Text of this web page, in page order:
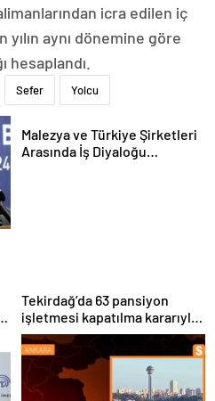
icra edilen iç
aynı dönemine göre
hesaplandı.
Sefer Yolcu
Malezya ve Türkiye Şirketleri
Arasında İş Diyaloğu
Tekirdağ’da 63 pansiyon
işletmesi kapatılma kararıyla
karşı karşıya